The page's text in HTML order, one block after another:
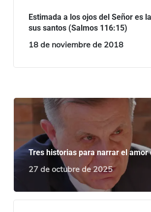
Estimada a los ojos del Señor es
sus santos (Salmos 116:15)
18 de noviembre de 2018
Tres historias para narrar el amor
27 de octubre de 2025